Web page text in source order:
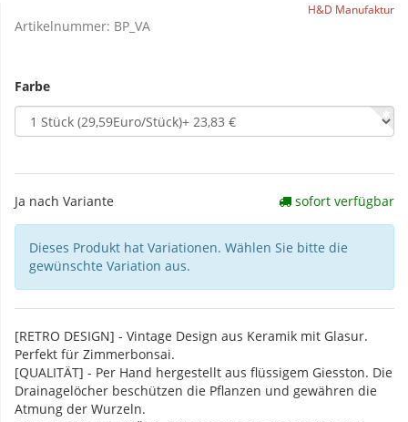
H&D Manufaktur
Artikelnummer: BP_VA
Farbe
Ja nach Variante sofort verfügbar
Dieses Produkt hat Variationen. Wählen Sie bitte die
gewünschte Variation aus.
[RETRO DESIGN] - Vintage Design aus Keramik mit Glasur.
Perfekt für Zimmerbonsai.
[QUALITÄT] - Per Hand hergestellt aus flüssigem Giesston. Die
Drainagelöcher beschützen die Pflanzen und gewähren die
Atmung der Wurzeln.